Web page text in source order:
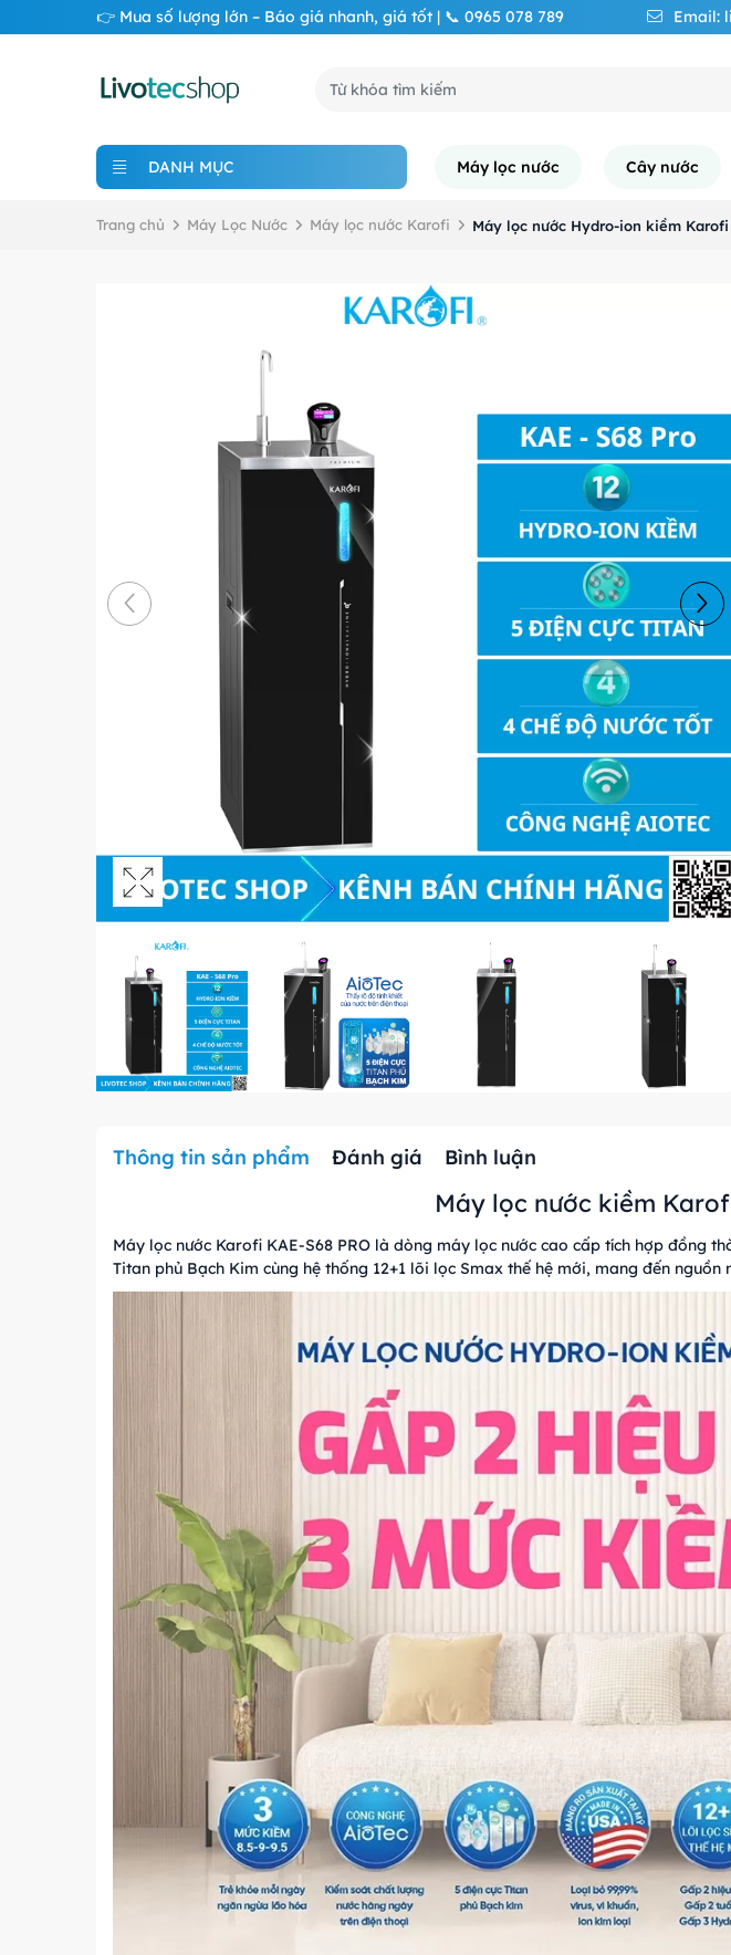
👉 Mua số lượng lớn – Báo giá nhanh, giá tốt | 📞 0965 078 789 Email:
DANH MỤC Máy lọc nước Cây nước
Trang chủ Máy Lọc Nước Máy lọc nước Karofi Máy lọc nước Hydro-ion kiềm Karofi
Thông tin sản phẩm Đánh giá Bình luận
Máy lọc nước kiềm
Máy lọc nước Karofi KAE-S68 PRO là dòng máy lọc nước cao cấp tích hợp đồng
Titan phủ Bạch Kim cùng hệ thống 12+1 lõi lọc Smax thế hệ mới, mang đến